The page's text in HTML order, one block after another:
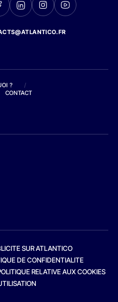
?
/
CONTACT
SUR ATLANTICO
DE CONFIDENTIALITE
RELATIVE AUX COOKIES